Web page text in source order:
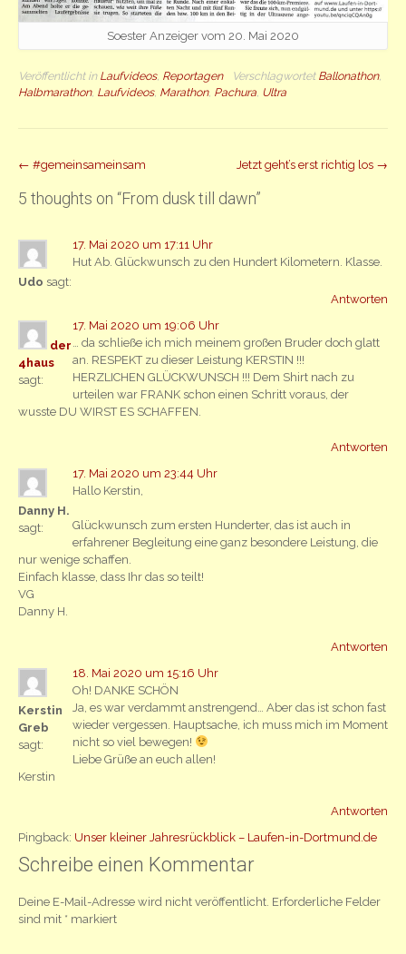
Soester Anzeiger vom 20. Mai 2020
Veröffentlicht in Laufvideos, Reportagen Verschlagwortet Ballonathon,
Halbmarathon, Laufvideos, Marathon, Pachura Ultra
Beitrag
Navigation
← #gemeinsameinsam Jetzt geht’s erst richtig los →
5 thoughts on “From dusk till dawn”
Udo sagt:
17. Mai 2020 um 17:11 Uhr
Hut Ab. Glückwunsch zu den Hundert Kilometern. Klasse.
Antworten
der
4haus
sagt:
17. Mai 2020 um 19:06 Uhr
… da schließe ich mich meinem großen Bruder doch glatt
an. RESPEKT zu dieser Leistung KERSTIN !!!
HERZLICHEN GLÜCKWUNSCH !!! Dem Shirt nach zu
urteilen war FRANK schon einen Schritt voraus, der
wusste DU WIRST ES SCHAFFEN.
Antworten
Danny H.
sagt:
17. Mai 2020 um 23:44 Uhr
Hallo Kerstin,
Glückwunsch zum ersten Hunderter, das ist auch in
erfahrener Begleitung eine ganz besondere Leistung, die
nur wenige schaffen.
Einfach klasse, dass Ihr das so teilt!
VG
Danny H.
Antworten
Kerstin
Greb
sagt:
18. Mai 2020 um 15:16 Uhr
Oh! DANKE SCHÖN
Ja, es war verdammt anstrengend… Aber das ist schon fast
wieder vergessen. Hauptsache, ich muss mich im Moment
nicht so viel bewegen!
Liebe Grüße an euch allen!
Kerstin
Antworten
Pingback: Unser kleiner Jahresrückblick – Laufen-in-Dortmund.de
Schreibe einen Kommentar
Deine E-Mail-Adresse wird nicht veröffentlicht. Erforderliche Felder
sind mit * markiert